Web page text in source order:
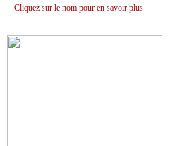
Cliquez sur le nom pour en savoir plus